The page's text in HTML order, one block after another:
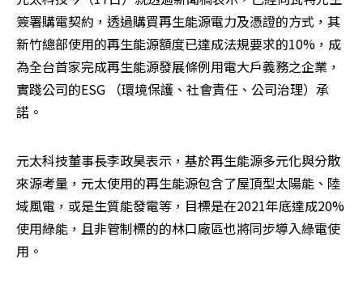
簽署購電契約，透過購買再生能源電力及憑證的方式，其
新竹總部使用的再生能源額度已達成法規要求的10%，成
為全台首家完成再生能源發展條例用電大戶義務之企業，
實踐公司的ESG （環境保護、社會責任、公司治理）承
諾。
元太科技董事長李政昊表示，基於再生能源多元化與分散
來源考量，元太使用的再生能源包含了屋頂型太陽能、陸
域風電，或是生質能發電等，目標是在2021年底達成20%
使用綠能，且非管制標的的林口廠區也將同步導入綠電使
用。